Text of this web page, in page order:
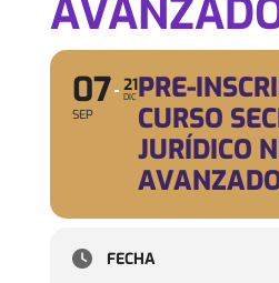
07
SEP
21
DICPRE-
CURSO
JURÍDICO
FECHA